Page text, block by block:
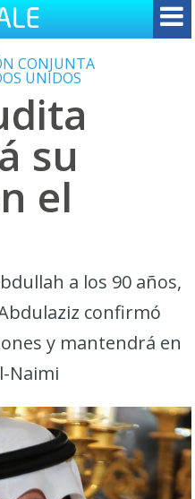
CONJUNTA
UNIDOS
su
el
a los 90 años,
confirmó
y mantendrá en
Naimi